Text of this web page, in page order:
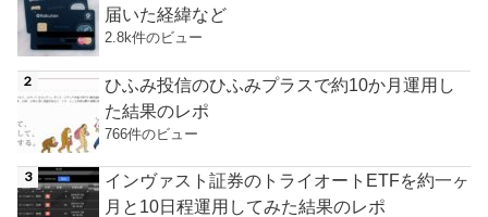
届いた経緯など
2.8k件のビュー
ひふみ投信のひふみプラスで約10か月運用し
た結果のレポ
766件のビュー
インヴァスト証券のトライオートETFを約一ヶ
月と10日程運用してみた結果のレポ